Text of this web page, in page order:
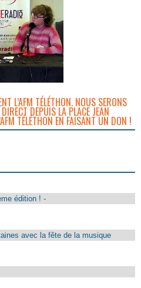
L’AFM TÉLÉTHON. NOUS SERONS
DEPUIS LA PLACE JEAN
TÉLÉTHON EN FAISANT UN DON !
édition ! -
avec la fête de la musique